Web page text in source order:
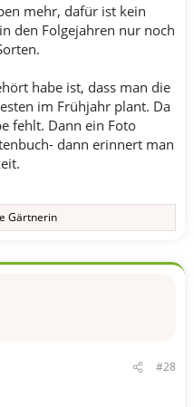
mehr, dafür ist kein
den Folgejahren nur noch
habe ist, dass man die
im Frühjahr plant. Da
fehlt. Dann ein Foto
dann erinnert man
Gärtnerin
#28